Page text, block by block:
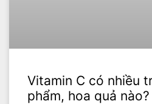
Vitamin C có nhiều
phẩm, hoa quả nào?